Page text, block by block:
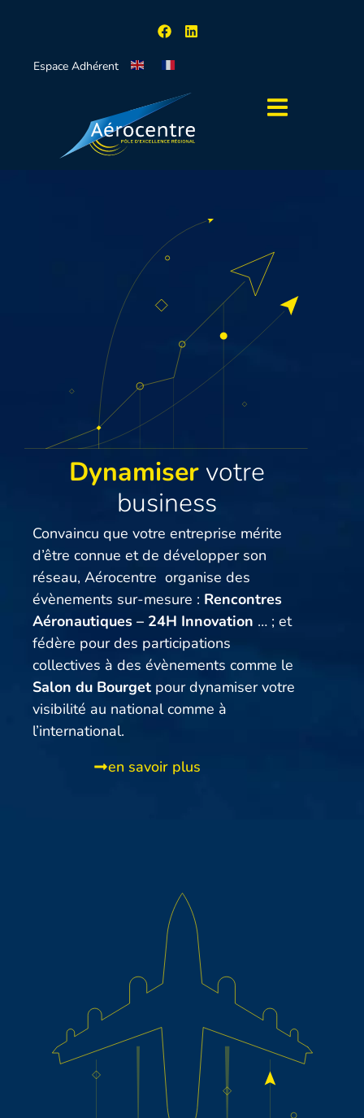
Espace Adhérent
Dynamiser votre
business
Convaincu que votre entreprise mérite
d’être connue et de développer son
réseau, Aérocentre organise des
évènements sur-mesure : Rencontres
Aéronautiques – 24H Innovation … ; et
fédère pour des participations
collectives à des évènements comme le
Salon du Bourget pour dynamiser votre
visibilité au national comme à
l’international.
en savoir plus